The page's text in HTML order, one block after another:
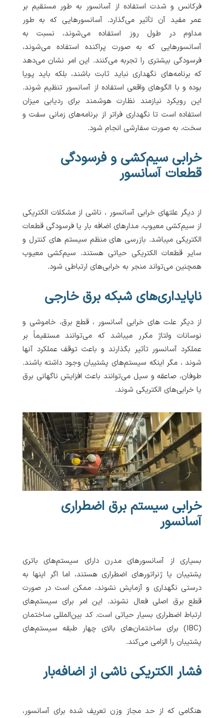
فرکانس و شدت استفاده از آسانسور به طور مستقیم بر
عمر مفید آن تأثیر می‌گذارد. آسانسورهایی که به طور
مداوم در طول روز استفاده می‌شوند، نسبت به
آسانسورهایی که به صورت پراکنده استفاده می‌شوند،
فرسودگی بیشتری را تجربه می‌کنند. این امر نشان می‌دهد
که برنامه‌های نگهداری نباید ثابت باشند، بلکه باید پویا
بوده و با الگوهای واقعی استفاده از آسانسور تنظیم شوند.
این رویکرد نیازمند نظارت هوشمند برای ردیابی میزان
استفاده است تا نگهداری فراتر از برنامه‌های زمانی سفت و
سخت، به صورت سفارشی انجام شود.
خرابی سیم‌کشی و فرسودگی
قطعات آسانسور
از دیگر علتهای خرابی آسانسور ، ناشی از مشکلات الکتریکی
از سیم‌کشی معیوب، مدارهای اضافه بار یا فرسودگی قطعات
الکتریکی میباشد. بازرسی های منظم سیستم های کنترل و
سایر قطعات الکتریکی حیاتی هستند. سیم‌کشی معیوب
همچنین می‌تواند منجر به خرابی‌های ارتباطی شود.
ناپایداری‌های شبکه برق خارجی
از دیگر علت های خرابی آسانسور ، قطع برق، خاموشی و
نوسانات ولتاژ مکرر میباشد که می‌توانند مستقیماً بر
عملکرد آسانسور تأثیر بگذارند و باعث توقف عملکرد آنها
شوند ، مگر اینکه سیستم‌های پشتیبان وجود داشته باشند.
طوفان، صاعقه و سیل می‌توانند باعث افزایش ناگهانی برق
یا خرابی‌های الکتریکی شوند.
خرابی سیستم برق اضطراری
آسانسور
بسیاری از آسانسورهای مدرن دارای سیستم‌های باتری
پشتیبان یا ژنراتورهای اضطراری هستند، اما اگر اینها به
درستی نگهداری و آزمایش نشوند، ممکن است در صورت
قطع برق اصلی فعال نشوند. این امر برای سیستم‌های
ارتباط اضطراری بسیار حیاتی است. کد بین‌المللی ساختمان
(IBC) برای ساختمان‌های بالای چهار طبقه سیستم‌های
پشتیبان را الزامی می‌کند.
فشار الکتریکی ناشی از اضافه‌بار
هنگامی که از حد مجاز وزن تعریف شده برای آسانسور،